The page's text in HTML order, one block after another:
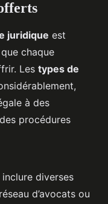
juridique est
chaque
Les types de
à des
procédures
diverses
d’avocats ou